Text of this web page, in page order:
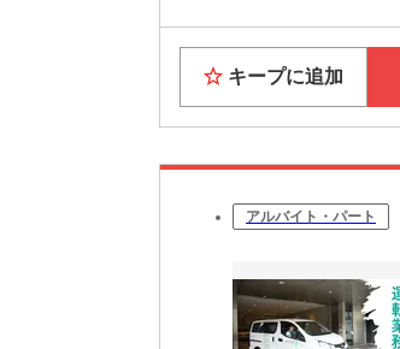
キープに追加
アルバイト・パート